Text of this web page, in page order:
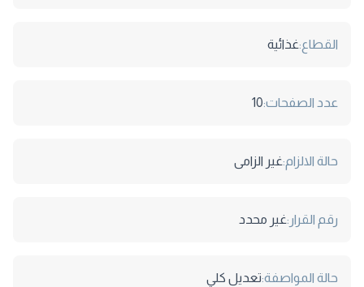
القطاع:غذائية
عدد الصفحات:10
حالة الالزام:غير الزامى
رقم القرار:غير محدد
حالة المواصفة:تعديل كلي